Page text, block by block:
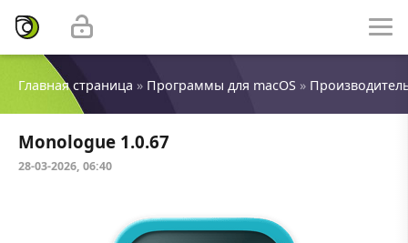
Главная страница » Программы для macOS »
Monologue 1.0.67
28-03-2026, 06:40